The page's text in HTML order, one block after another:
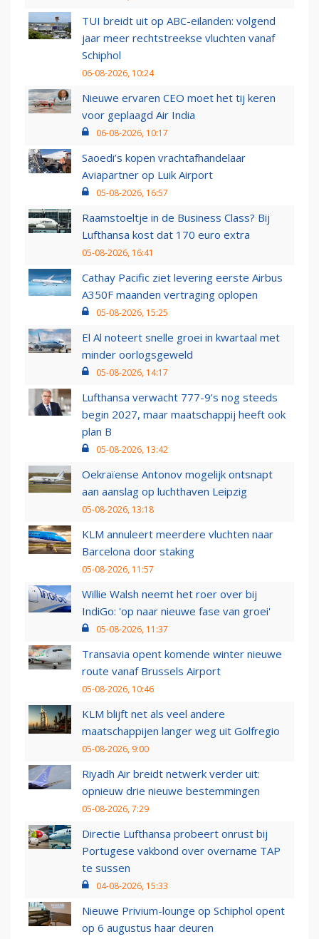
TUI breidt uit op ABC-eilanden: volgend
jaar meer rechtstreekse vluchten vanaf
Schiphol
06-08-2026, 10:24
Nieuwe ervaren CEO moet het tij keren
voor geplaagd Air India
06-08-2026, 10:17
Saoedi’s kopen vrachtafhandelaar
Aviapartner op Luik Airport
05-08-2026, 16:57
Raamstoeltje in de Business Class? Bij
Lufthansa kost dat 170 euro extra
05-08-2026, 16:41
Cathay Pacific ziet levering eerste Airbus
A350F maanden vertraging oplopen
05-08-2026, 15:25
El Al noteert snelle groei in kwartaal met
minder oorlogsgeweld
05-08-2026, 14:17
Lufthansa verwacht 777-9’s nog steeds
begin 2027, maar maatschappij heeft ook
plan B
05-08-2026, 13:42
Oekraïense Antonov mogelijk ontsnapt
aan aanslag op luchthaven Leipzig
05-08-2026, 13:18
KLM annuleert meerdere vluchten naar
Barcelona door staking
05-08-2026, 11:57
Willie Walsh neemt het roer over bij
IndiGo: 'op naar nieuwe fase van groei'
05-08-2026, 11:37
Transavia opent komende winter nieuwe
route vanaf Brussels Airport
05-08-2026, 10:46
KLM blijft net als veel andere
maatschappijen langer weg uit Golfregio
05-08-2026, 9:00
Riyadh Air breidt netwerk verder uit:
opnieuw drie nieuwe bestemmingen
05-08-2026, 7:29
Directie Lufthansa probeert onrust bij
Portugese vakbond over overname TAP
te sussen
04-08-2026, 15:33
Nieuwe Privium-lounge op Schiphol opent
op 6 augustus haar deuren